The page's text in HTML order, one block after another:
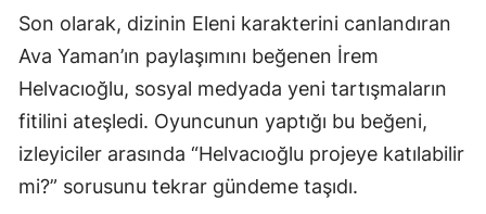
Kütahya
Manisa
Son olarak, dizinin Eleni karakterini canlandıran
Ava Yaman’ın paylaşımını beğenen İrem
Helvacıoğlu, sosyal medyada yeni tartışmaların
fitilini ateşledi. Oyuncunun yaptığı bu beğeni,
izleyiciler arasında “Helvacıoğlu projeye katılabilir
mi?” sorusunu tekrar gündeme taşıdı.